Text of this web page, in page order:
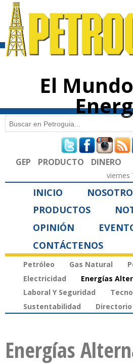
contenido
El
Formulario de
Buscar
GEP PRODUCTO DINERO
viernes
INICIO
PRODUCTOS
OPINIÓN
CONTÁCTENOS
Petróleo Gas Natural
Electricidad
Energías
Laboral Y Seguridad
Sustentabilidad
Directorio
Energías